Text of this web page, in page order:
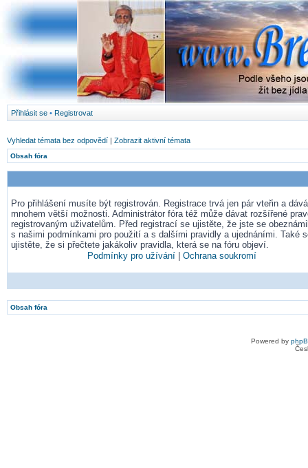
Přihlásit se • Registrovat
Vyhledat témata bez odpovědí | Zobrazit aktivní témata
Obsah fóra
Pro přihlášení musíte být registrován. Registrace trvá jen pár vteřin a
mnohem větší možnosti. Administrátor fóra též může dávat rozšířené
registrovaným uživatelům. Před registrací se ujistěte, že jste se
s našimi podmínkami pro použití a s dalšími pravidly a ujednáními. Také
ujistěte, že si přečtete jakákoliv pravidla, která se na fóru objeví.
Podmínky pro užívání
Ochrana soukromí
Obsah fóra
Powered by